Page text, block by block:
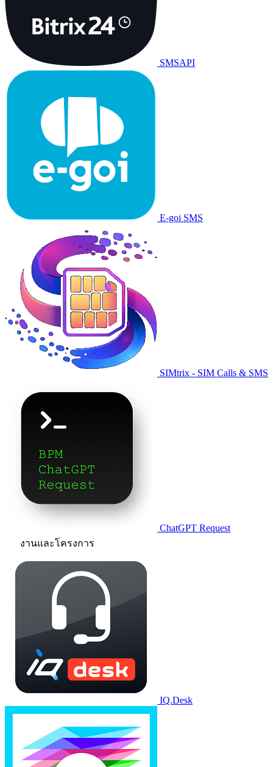
SMSAPI
E-goi SMS
SIMtrix - SIM Calls & SMS
ChatGPT Request
งานและโครงการ
IQ.Desk